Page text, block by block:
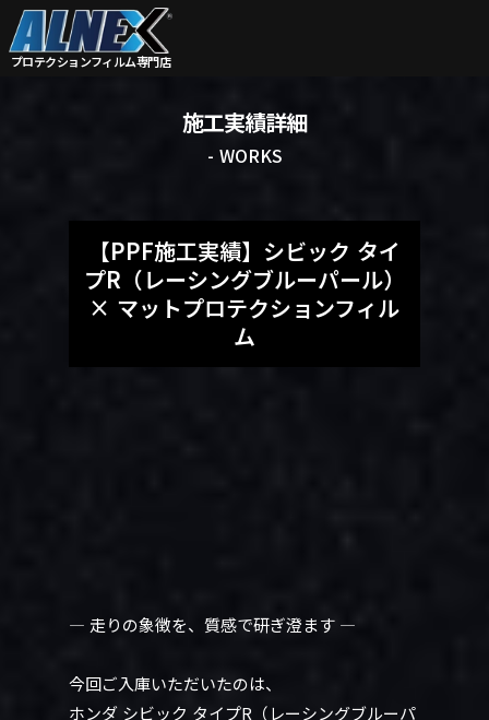
プロテクションフィルム専門店
施工実績詳細
- WORKS
【PPF施工実績】シビック タイ
プR（レーシングブルーパール）
× マットプロテクションフィル
ム
― 走りの象徴を、質感で研ぎ澄ます ―
今回ご入庫いただいたのは、
ホンダ シビック タイプR（レーシングブルーパ